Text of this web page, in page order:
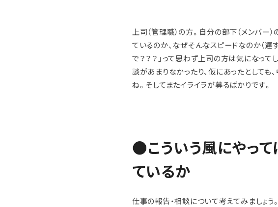
上司（管理職）の方。自分の部下（メンバー
ているのか、なぜそんなスピードなのか（遅
で？？？」って思わず上司の方は気になって
談があまりなかったり、仮にあったとしても
ね。そしてまたイライラが募るばかりです。
●こういう風にやって
ているか
仕事の報告・相談について考えてみましょう